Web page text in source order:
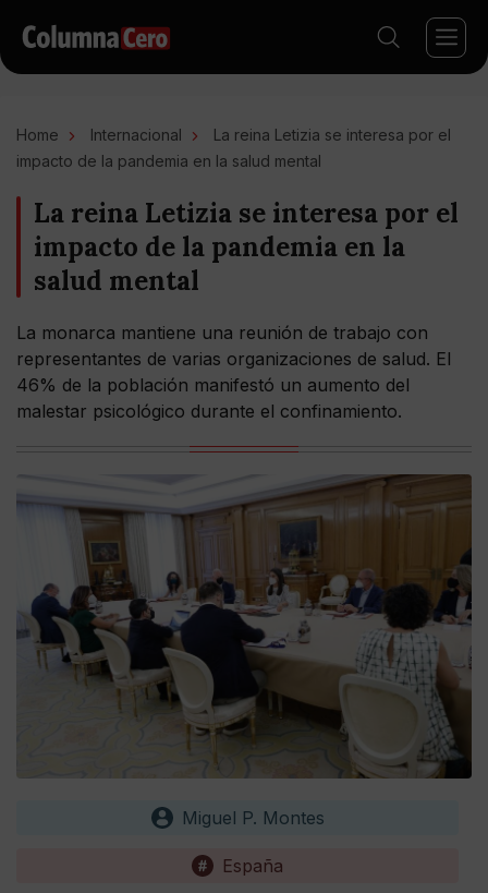
Home Internacional
La reina Letizia se interesa por el
impacto de la pandemia en la salud mental
La reina Letizia se interesa por el
impacto de la pandemia en la
salud mental
La monarca mantiene una reunión de trabajo con
representantes de varias organizaciones de salud. El
46% de la población manifestó un aumento del
malestar psicológico durante el confinamiento.
Miguel P. Montes
España